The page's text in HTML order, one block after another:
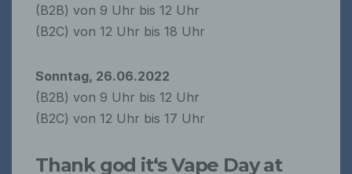
(B2B) von 9 Uhr bis 12 Uhr
(B2C) von 12 Uhr bis 18 Uhr
Sonntag, 26.06.2022
(B2B) von 9 Uhr bis 12 Uhr
(B2C) von 12 Uhr bis 17 Uhr
Thank god it‘s Vape Day at
Kontaktdaten wenden:
Der Landesbeauftragte für den Datenschutz
Postfach 3163
65021 Wiesbaden
Tel.: +49 611 1408-0
Web:
https://datenschutz.hessen.de/